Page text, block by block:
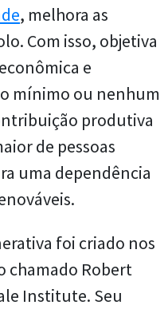
, melhora as
Com isso, objetiva
e
mínimo ou nenhum
produtiva
de pessoas
uma dependência
foi criado nos
chamado Robert
Institute. Seu